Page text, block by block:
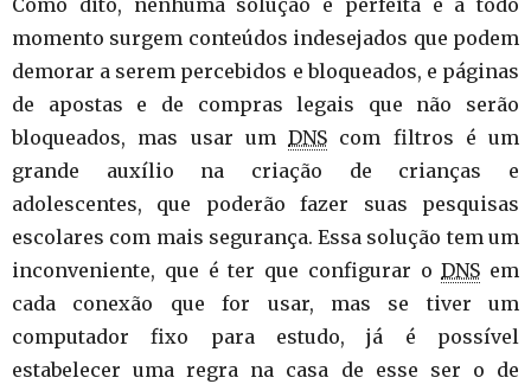
Como dito, nenhuma solução é perfeita e a todo
momento surgem conteúdos indesejados que podem
demorar a serem percebidos e bloqueados, e páginas
de apostas e de compras legais que não serão
bloqueados, mas usar um DNS com filtros é um
grande auxílio na criação de crianças e
adolescentes, que poderão fazer suas pesquisas
escolares com mais segurança. Essa solução tem um
inconveniente, que é ter que configurar oDNS em
cada conexão que for usar, mas se tiver um
computador fixo para estudo, já é possível
estabelecer uma regra na casa de esse ser o de